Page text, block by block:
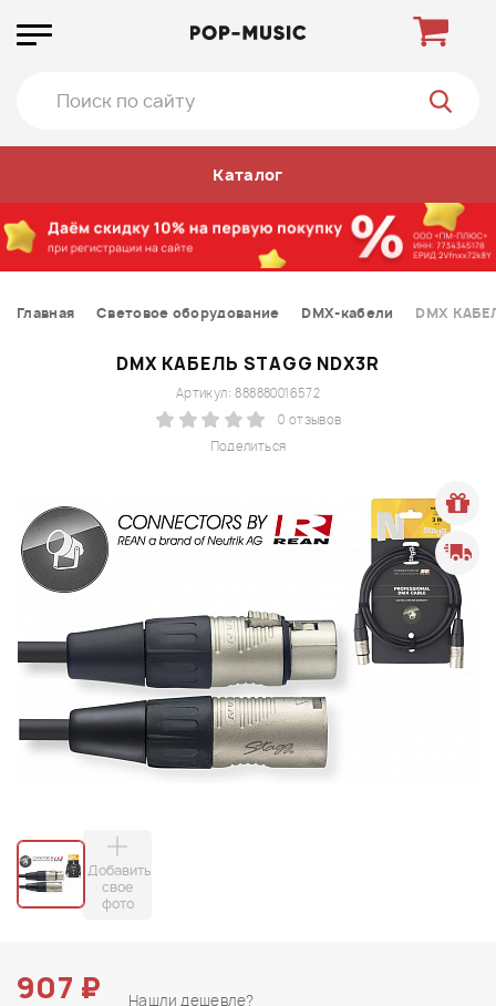
Каталог
Главная Световое оборудование DMX-кабели DMX
DMX КАБЕЛЬ STAGG NDX3R
Поделиться
Артикул: 888880016572
0 отзывов
Добавить
свое
фото
907 ₽ Нашли дешевле?